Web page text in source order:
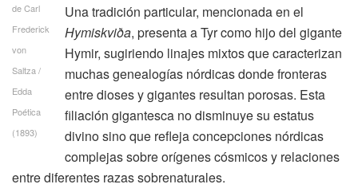
de Carl
Frederick
von
Saltza /
Edda
Poética
(1893)
Una tradición particular, mencionada en el
Hymiskviða, presenta a Tyr como hijo del gigante
Hymir, sugiriendo linajes mixtos que caracterizan
muchas genealogías nórdicas donde fronteras
entre dioses y gigantes resultan porosas. Esta
filiación gigantesca no disminuye su estatus
divino sino que refleja concepciones nórdicas
complejas sobre orígenes cósmicos y relaciones
entre diferentes razas sobrenaturales.